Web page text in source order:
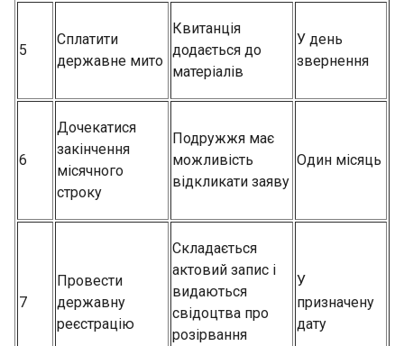
5
Сплатити
державне мито
Квитанція
додається до
матеріалів
У день
звернення
6
Дочекатися
закінчення
місячного
строку
Подружжя має
можливість
відкликати заяву
Один місяць
7
Провести
державну
реєстрацію
Складається
актовий запис і
видаються
свідоцтва про
розірвання
У
призначену
дату